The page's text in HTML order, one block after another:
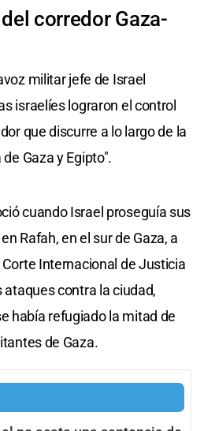
corredor Gaza-
militar jefe de Israel
israelíes lograron el control
que discurre a lo largo de la
Gaza y Egipto".
cuando Israel proseguía sus
Rafah, en el sur de Gaza, a
Internacional de Justicia
ataques contra la ciudad,
había refugiado la mitad de
de Gaza.